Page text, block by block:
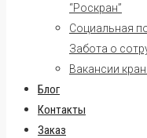
“Роскран”
Социальная
Забота о
Вакансии
Блог
Контакты
Заказ